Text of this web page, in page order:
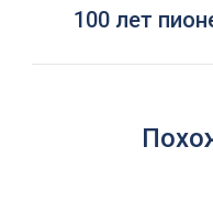
100 лет